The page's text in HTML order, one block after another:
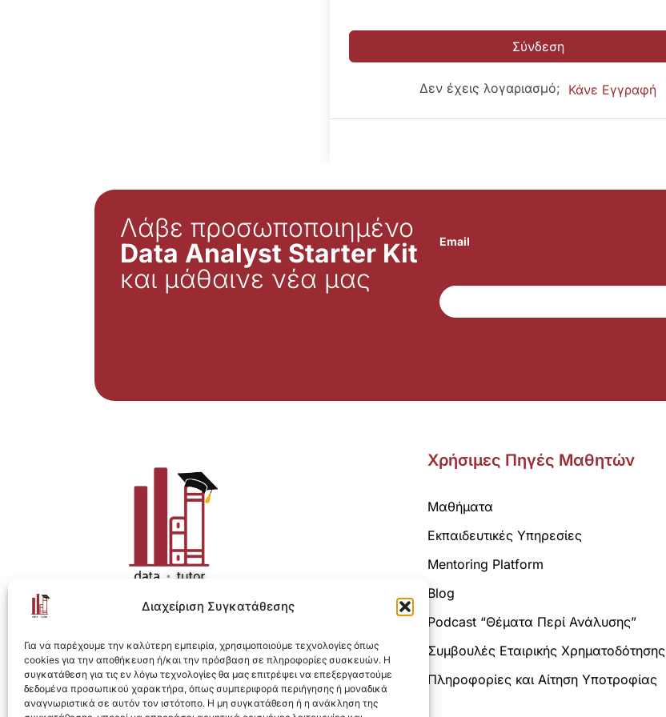
Διαχείριση Συγκατάθεσης
Για να παρέχουμε την καλύτερη εμπειρία, χρησιμοποιούμε τεχνολογίες όπως
cookies για την αποθήκευση ή/και την πρόσβαση σε πληροφορίες συσκευών. Η
συγκατάθεση για τις εν λόγω τεχνολογίες θα μας επιτρέψει να επεξεργαστούμε
δεδομένα προσωπικού χαρακτήρα, όπως συμπεριφορά περιήγησης ή μοναδικά
αναγνωριστικά σε αυτόν τον ιστότοπο. Η μη συγκατάθεση ή η ανάκληση της
Σύνδεση
Δεν έχεις λογαριασμό; Κάνε Εγγραφή
Λάβε προσωποποιημένο
Data Analyst Starter Kit
και μάθαινε νέα μας
Email
Η ολοκληρωμένη e-learning λύση για Data Analytics.
Χρήσιμες Πηγές Μαθητών
Μαθήματα
Εκπαιδευτικές Υπηρεσίες
Mentoring Platform
Blog
Podcast “Θέματα Περί Ανάλυσης”
Συμβουλές Εταιρικής Χρηματοδότησης
Πληροφορίες και Αίτηση Υποτροφίας